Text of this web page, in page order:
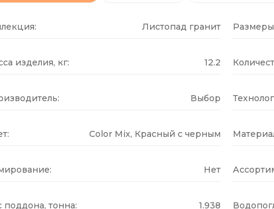
Листопад гранит
изделия, кг: 12.2
Выбор
Color Mix, Красный с черным
Нет
поддона, тонна: 1.938